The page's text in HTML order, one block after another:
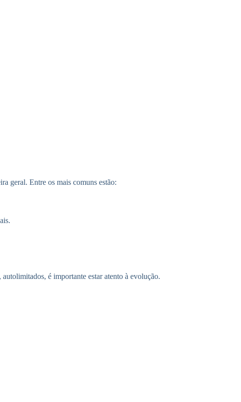
geral. Entre os mais comuns estão:
é importante estar atento à evolução.